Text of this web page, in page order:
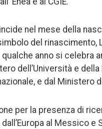
nel mese della
del rinascimento,
anno si celebra
dell’Università e
e dal Ministero
per la presenza di
dall’Europa al Messico